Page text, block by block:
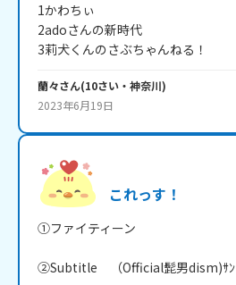
1かわちぃ
2adoさんの新時代
3莉犬くんのさぶちゃんねる！
蘭々さん(10さい・ 神奈川)
2023年6月19日
これっす！
①ファイティーン
②Subtitle　（Official髭男dism)ｻﾝ